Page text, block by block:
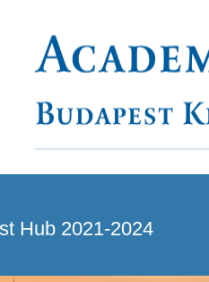
Hub 2021-2024